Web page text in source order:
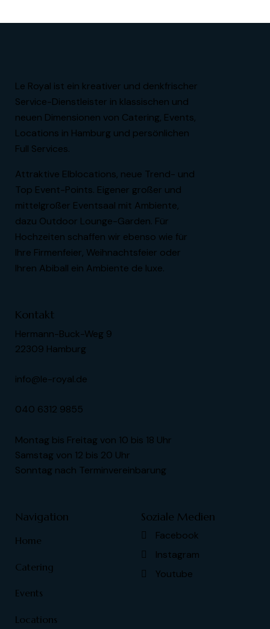
Le Royal ist ein kreativer und denkfrischer
Service-Dienstleister in klassischen und
neuen Dimensionen von Catering, Events,
Locations in Hamburg und persönlichen
Full Services.
Attraktive Elblocations, neue Trend- und
Top Event-Points. Eigener großer und
mittelgroßer Eventsaal mit Ambiente,
dazu Outdoor Lounge-Garden. Für
Hochzeiten schaffen wir ebenso wie für
Ihre Firmenfeier, Weihnachtsfeier oder
Ihren Abiball ein Ambiente de luxe.
Kontakt
Hermann-Buck-Weg 9
22309 Hamburg
info@le-royal.de
040 6312 9855
Montag bis Freitag von 10 bis 18 Uhr
Samstag von 12 bis 20 Uhr
Sonntag nach Terminvereinbarung
Navigation
Home
Catering
Events
Locations
Soziale Medien
Facebook
Instagram
Youtube